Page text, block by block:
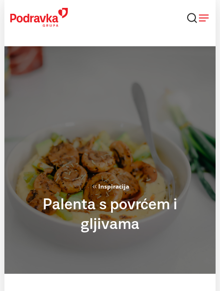
content
Inspiracija
Palenta s povrćem i
gljivama